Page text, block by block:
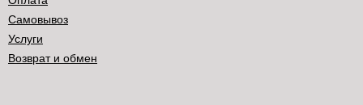
Самовывоз
Услуги
Возврат и обмен